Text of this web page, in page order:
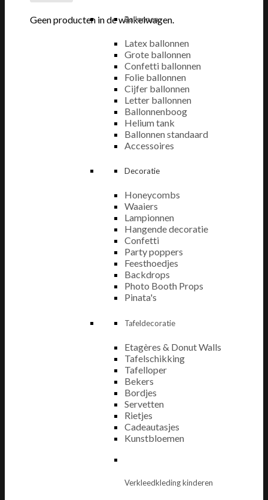
Geen producten in de winkelwagen.
Ballonnen
Latex ballonnen
Grote ballonnen
Confetti ballonnen
Folie ballonnen
Cijfer ballonnen
Letter ballonnen
Ballonnenboog
Helium tank
Ballonnen standaard
Accessoires
Decoratie
Honeycombs
Waaiers
Lampionnen
Hangende decoratie
Confetti
Party poppers
Feesthoedjes
Backdrops
Photo Booth Props
Pinata's
Tafeldecoratie
Etagères & Donut Walls
Tafelschikking
Tafelloper
Bekers
Bordjes
Servetten
Rietjes
Cadeautasjes
Kunstbloemen
Verkleedkleding kinderen